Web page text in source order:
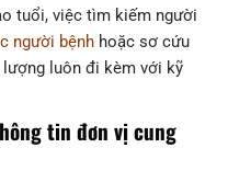
tuổi, việc tìm kiếm người
người bệnh hoặc sơ cứu
luôn đi kèm với kỹ
tin đơn vị cung